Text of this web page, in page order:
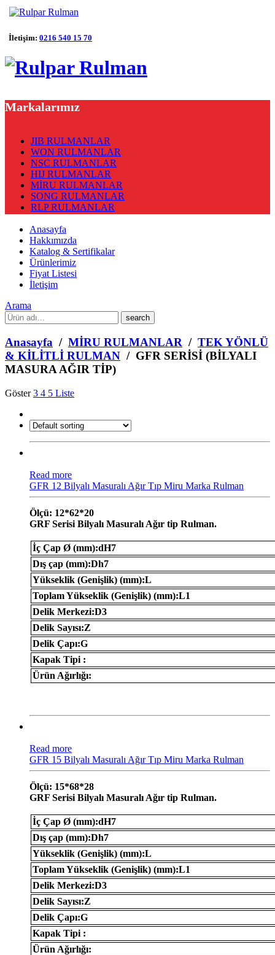
İletişim: 0216 540 15 70
Markalarımız
JIB RULMANLAR
WON RULMANLAR
NSC RULMANLAR
HIJ RULMANLAR
MİRU RULMANLAR
SONG RULMANLAR
RLP RULMANLAR
Anasayfa
Hakkımızda
Katalog & Sertifikalar
Ürünlerimiz
Fiyat Listesi
İletişim
Arama
What
are
you
looking
for?
Anasayfa / MİRU RULMANLAR / TEK YÖNLÜ
& KİLİTLİ RULMAN / GFR SERİSİ (BİLYALI
MASURA AĞIR TİP)
Göster3 4 5 Liste
Read more
GFR 12 Bilyalı Masuralı Ağır Tıp Miru Marka Rulman
Ölçü: 12*62*20
GRF Serisi Bilyalı Masuralı Ağır tip Rulman.
İç Çap Ø (mm):dH7
Dış çap (mm):Dh7
Yükseklik (Genişlik) (mm):L
Toplam Yükseklik (Genişlik) (mm):L1
Delik Merkezi:D3
Delik Sayısı:Z
Delik Çapı:G
Kapak Tipi :
Ürün Ağırlığı:
Read more
GFR 15 Bilyalı Masuralı Ağır Tıp Miru Marka Rulman
Ölçü: 15*68*28
GRF Serisi Bilyalı Masuralı Ağır tip Rulman.
İç Çap Ø (mm):dH7
Dış çap (mm):Dh7
Yükseklik (Genişlik) (mm):L
Toplam Yükseklik (Genişlik) (mm):L1
Delik Merkezi:D3
Delik Sayısı:Z
Delik Çapı:G
Kapak Tipi :
Ürün Ağırlığı: